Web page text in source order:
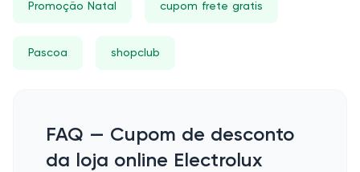
Promoção Natal cupom frete gratis
Pascoa shopclub
FAQ — Cupom de desconto
da loja online Electrolux